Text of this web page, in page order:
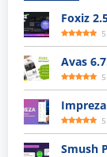
Foxiz
5
Avas
5
5